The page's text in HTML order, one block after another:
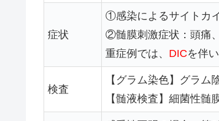
症状
①感染によるサイトカ
②髄膜刺激症状：頭痛
重症例では、 DICを伴
検査
【グラム染色】グラ
【髄液検査】細菌性髄